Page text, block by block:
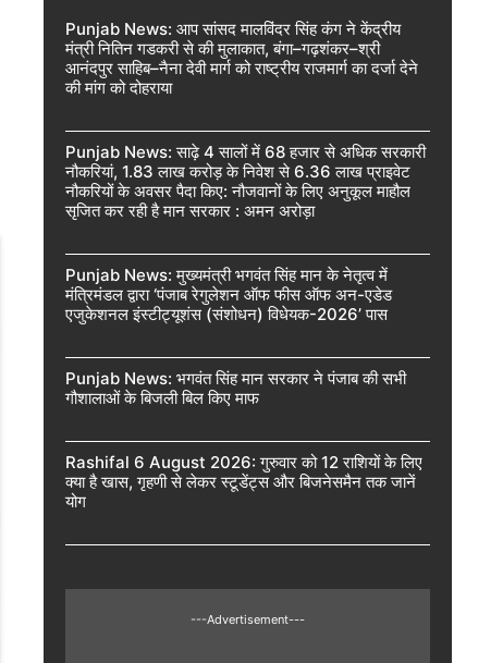
Punjab News: आप सांसद मालविंदर सिंह कंग ने केंद्रीय
मंत्री नितिन गडकरी से की मुलाकात, बंगा–गढ़शंकर–श्री
आनंदपुर साहिब–नैना देवी मार्ग को राष्ट्रीय राजमार्ग का दर्जा देने
की मांग को दोहराया
Punjab News: साढ़े 4 सालों में 68 हजार से अधिक सरकारी
नौकरियां, 1.83 लाख करोड़ के निवेश से 6.36 लाख प्राइवेट
नौकरियों के अवसर पैदा किए: नौजवानों के लिए अनुकूल माहौल
सृजित कर रही है मान सरकार : अमन अरोड़ा
Punjab News: मुख्यमंत्री भगवंत सिंह मान के नेतृत्व में
मंत्रिमंडल द्वारा ‘पंजाब रेगुलेशन ऑफ फीस ऑफ अन-एडेड
एजुकेशनल इंस्टीट्यूशंस (संशोधन) विधेयक-2026’ पास
Punjab News: भगवंत सिंह मान सरकार ने पंजाब की सभी
गौशालाओं के बिजली बिल किए माफ
Rashifal 6 August 2026: गुरुवार को 12 राशियों के लिए
क्या है खास, गृहणी से लेकर स्टूडेंट्स और बिजनेसमैन तक जानें
योग
---Advertisement---